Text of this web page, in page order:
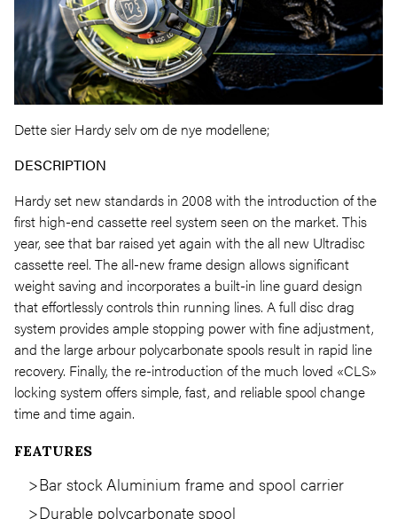
Dette sier Hardy selv om de nye modellene;
DESCRIPTION
Hardy set new standards in 2008 with the introduction of the
first high-end cassette reel system seen on the market. This
year, see that bar raised yet again with the all new Ultradisc
cassette reel. The all-new frame design allows significant
weight saving and incorporates a built-in line guard design
that effortlessly controls thin running lines. A full disc drag
system provides ample stopping power with fine adjustment,
and the large arbour polycarbonate spools result in rapid line
recovery. Finally, the re-introduction of the much loved «CLS»
locking system offers simple, fast, and reliable spool change
time and time again.
FEATURES
Bar stock Aluminium frame and spool carrier
Durable polycarbonate spool